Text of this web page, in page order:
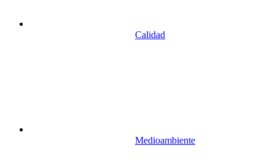
Calidad
Medioambiente